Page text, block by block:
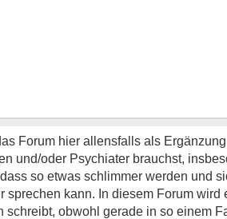
Forum hier allensfalls als
und/oder Psychiater brauchst,
so etwas schlimmer werden und
sprechen kann. In diesem Forum
obwohl gerade in so einem